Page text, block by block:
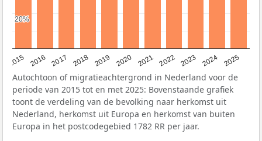
2015 2016 2017 2018 2019 2020 2021 2022 2023 2024 2025
20%
20%
Autochtoon of migratieachtergrond in Nederland voor de
periode van 2015 tot en met 2025: Bovenstaande grafiek
toont de verdeling van de bevolking naar herkomst uit
Nederland, herkomst uit Europa en herkomst van buiten
Europa in het postcodegebied 1782 RR per jaar.